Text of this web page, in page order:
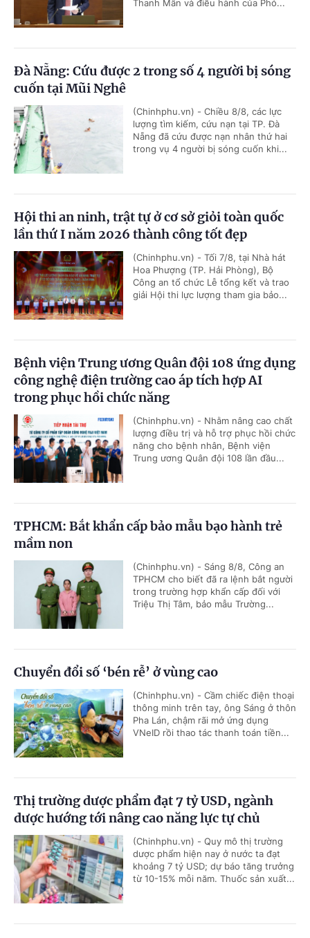
Thanh Mẫn và điều hành của Phó...
Đà Nẵng: Cứu được 2 trong số 4 người bị sóng
cuốn tại Mũi Nghê
(Chinhphu.vn) - Chiều 8/8, các lực
lượng tìm kiếm, cứu nạn tại TP. Đà
Nẵng đã cứu được nạn nhân thứ hai
trong vụ 4 người bị sóng cuốn khi...
Hội thi an ninh, trật tự ở cơ sở giỏi toàn quốc
lần thứ I năm 2026 thành công tốt đẹp
(Chinhphu.vn) - Tối 7/8, tại Nhà hát
Hoa Phượng (TP. Hải Phòng), Bộ
Công an tổ chức Lễ tổng kết và trao
giải Hội thi lực lượng tham gia bảo...
Bệnh viện Trung ương Quân đội 108 ứng dụng
công nghệ điện trường cao áp tích hợp AI
trong phục hồi chức năng
(Chinhphu.vn) - Nhằm nâng cao chất
lượng điều trị và hỗ trợ phục hồi chức
năng cho bệnh nhân, Bệnh viện
Trung ương Quân đội 108 lần đầu...
TPHCM: Bắt khẩn cấp bảo mẫu bạo hành trẻ
mầm non
(Chinhphu.vn) - Sáng 8/8, Công an
TPHCM cho biết đã ra lệnh bắt người
trong trường hợp khẩn cấp đối với
Triệu Thị Tâm, bảo mẫu Trường...
Chuyển đổi số ‘bén rễ’ ở vùng cao
(Chinhphu.vn) - Cầm chiếc điện thoại
thông minh trên tay, ông Sáng ở thôn
Pha Lán, chậm rãi mở ứng dụng
VNeID rồi thao tác thanh toán tiền...
Thị trường dược phẩm đạt 7 tỷ USD, ngành
dược hướng tới nâng cao năng lực tự chủ
(Chinhphu.vn) - Quy mô thị trường
dược phẩm hiện nay ở nước ta đạt
khoảng 7 tỷ USD; dự báo tăng trưởng
từ 10-15% mỗi năm. Thuốc sản xuất...